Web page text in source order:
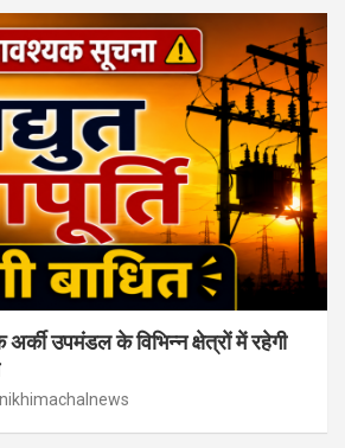
उपमंडल के विभिन्न क्षेत्रों में रहेगी